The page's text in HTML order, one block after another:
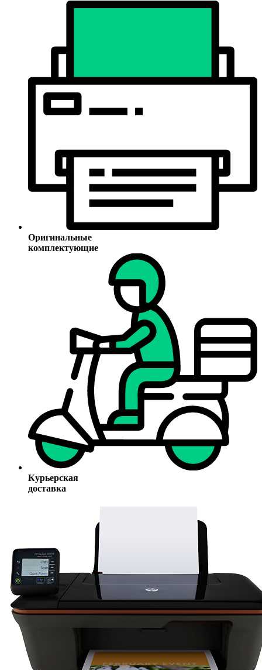
Оригинальные
комплектующие
Курьерская
доставка